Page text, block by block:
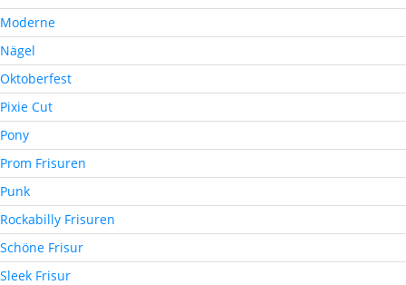
Moderne
Nägel
Oktoberfest
Pixie Cut
Pony
Prom Frisuren
Punk
Rockabilly Frisuren
Schöne Frisur
Sleek Frisur